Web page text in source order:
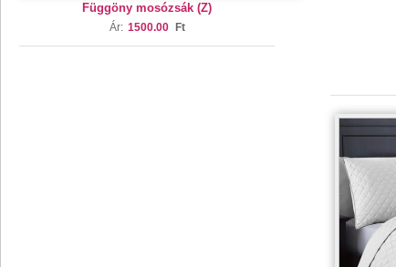
Függöny mosózsák (Z)
Ár: 1500.00 Ft